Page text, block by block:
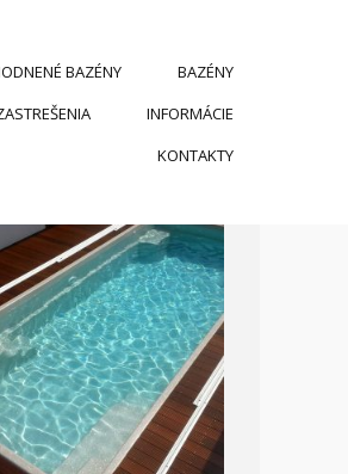
BAZÉNY
BAZÉNY
INFORMÁCIE
KONTAKTY